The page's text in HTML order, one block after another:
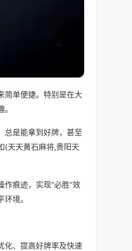
简单便捷。特别是在大
总是能拿到好牌，甚至
(天天黄石麻将,贵阳天
痕迹，实现“必胜”效
境。
化、提高好牌率及快速